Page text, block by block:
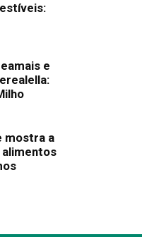
e
mostra a